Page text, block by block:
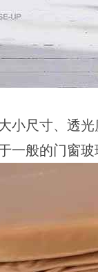
小尺寸、透
般的门窗玻